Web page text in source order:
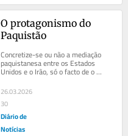
O protagonismo do
Paquistão
Concretize-se ou não a mediação
paquistanesa entre os Estados
Unidos e o Irão, só o facto de o
primeiro-ministro Shehbaz Sharif
dizer que...
26.03.2026
30
Diário de
Notícias